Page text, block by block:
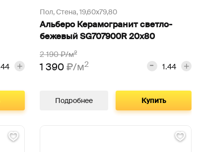
Пол, Стена,19,60х79,80
Альберо Керамогранит светло-
бежевый SG707900R 20х80
2 190₽/м2
1 390₽/м2
Подробнее Купить